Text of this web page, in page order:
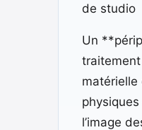
de studio
Un
traitement
matérielle
l’image